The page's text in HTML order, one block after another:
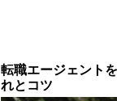
転職エージェント
れとコツ